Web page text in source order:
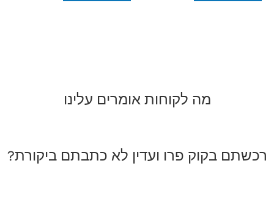
מה לקוחות אומרים עלינו
רכשתם בקוק פרו ועדין לא כתבתם ביקורת?